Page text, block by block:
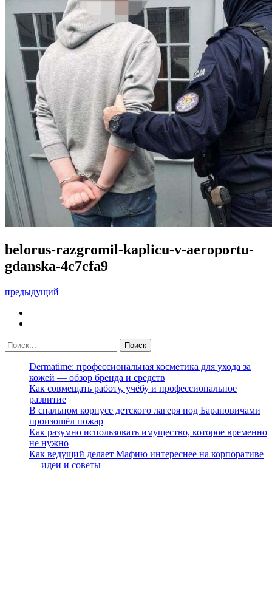
belorus-razgromil-kaplicu-v-aeroportu-
gdanska-4c7cfa9
предыдущий
Dermatime: профессиональная косметика для ухода за
кожей — обзор бренда и средств
Как совмещать работу, учёбу и профессиональное
развитие
В спальном корпусе детского лагеря под Барановичами
произошёл пожар
Как разумно использовать имущество, которое временно
не нужно
Как ведущий делает Мафию интереснее на корпоративе
— идеи и советы